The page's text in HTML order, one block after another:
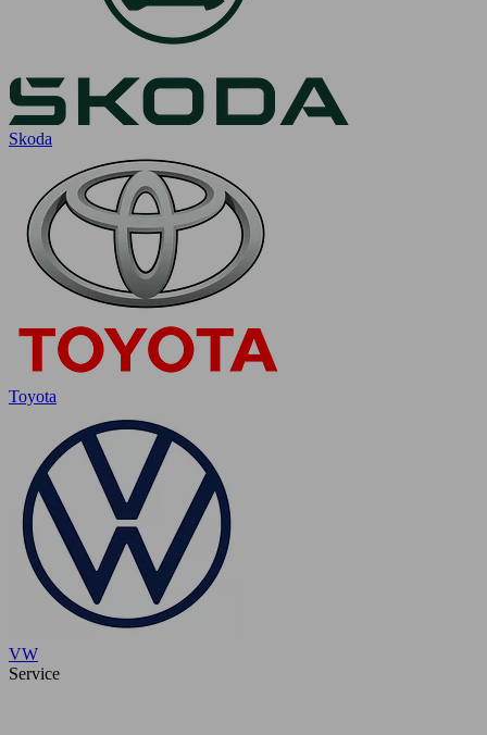
Skoda
Toyota
VW
Service